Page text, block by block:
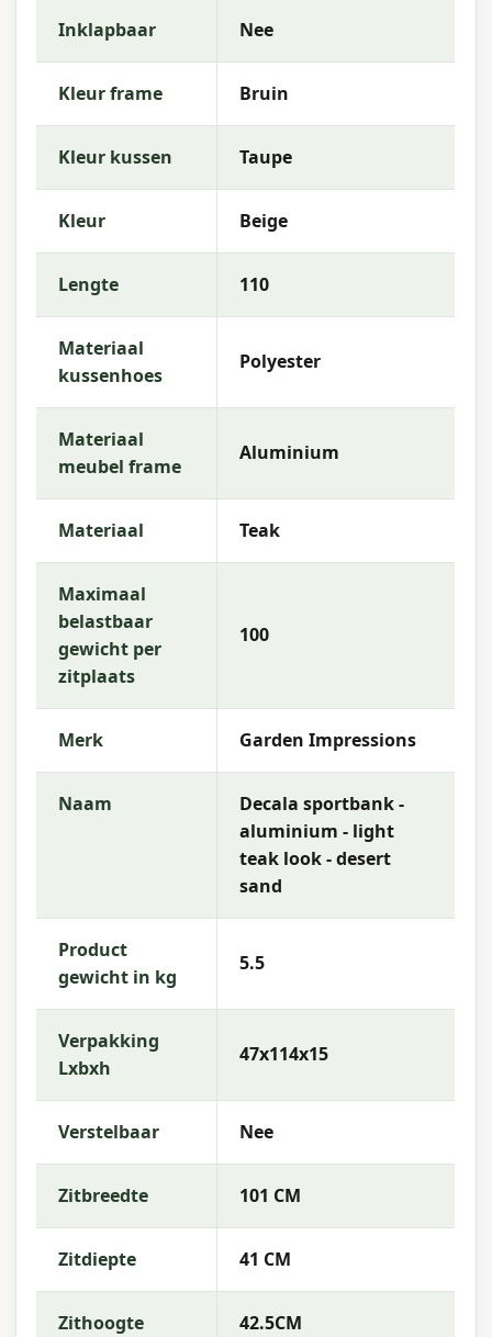
advies voor jouw buitenruimte.
Waarom Garden Impressions?
Met Garden Impressions kies je voor sterke
materialen, praktische ontwerpen en een
uitstekende prijs-kwaliteitverhouding.
Inklapbaar Nee
Kleur frame Bruin
Kleur kussen Taupe
Kleur Beige
Lengte 110
Materiaal
kussenhoes
Polyester
Materiaal
meubel frame
Aluminium
Materiaal Teak
Maximaal
belastbaar
gewicht per
zitplaats
100
Merk Garden Impressions
Naam
Decala sportbank -
aluminium - light
teak look - desert
sand
Product
gewicht in kg
5.5
Verpakking
Lxbxh
47x114x15
Verstelbaar Nee
Zitbreedte 101 CM
Zitdiepte 41 CM
Zithoogte 42.5CM